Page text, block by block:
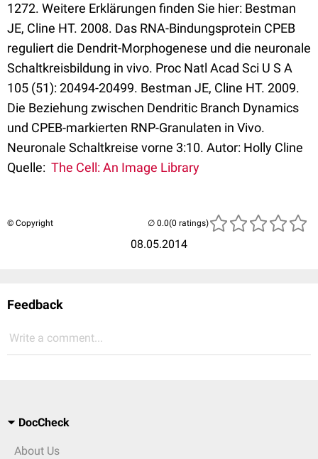
1272. Weitere Erklärungen finden Sie hier: Bestman
JE, Cline HT. 2008. Das RNA-Bindungsprotein CPEB
reguliert die Dendrit-Morphogenese und die neuronale
Schaltkreisbildung in vivo. Proc Natl Acad Sci U S A
105 (51): 20494-20499. Bestman JE, Cline HT. 2009.
Die Beziehung zwischen Dendritic Branch Dynamics
und CPEB-markierten RNP-Granulaten in Vivo.
Neuronale Schaltkreise vorne 3:10. Autor: Holly Cline
Quelle: The Cell: An Image Library
© Copyright
08.05.2014
(0 ratings)
Feedback
Write a comment...
DocCheck
About Us